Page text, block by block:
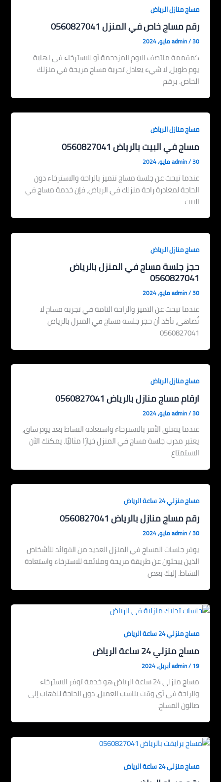
مساج منازل الرياض
رقم مساج خاص في المنزل 0560827041
admin/30 مايو، 2024
كمقممة منتصف اليوم المزدحمة أو للاسترخاء في نهاية
يوم طويل، لا شيء يعادل تجربة مساج مريحة في منزلك
الخاص. برقم
مساج منازل الرياض
مساج في البيت بالرياض 0560827041
admin/30 مايو، 2024
عندما تبحث عن جلسة مساج تتميز بالراحة والاسترخاء دون
الحاجة لمغادرة راحة منزلك في الرياض، فإن خدمة مساج في
البيت
مساج منازل الرياض
حجز جلسة مساج في المنزل بالرياض
0560827041
admin/30 مايو، 2024
عندما تبحث عن التميز والراحة التامة في تجربة مساج لا
تُضاهى، تأكد أن حجز جلسة مساج في المنزل بالرياض
0560827041
مساج منازل الرياض
ارقام مساج منازل بالرياض 0560827041
admin/30 مايو، 2024
عندما يتعلق الأمر بالاسترخاء واستعادة النشاط بعد يوم شاق،
يعتبر مدرب جلسة مساج في المنزل خيارًا مثاليًا. يمكنك الآن
الاستمتاع
مساج منزلي 24 ساعة الرياض
رقم مساج منازل بالرياض 0560827041
admin/30 مايو، 2024
يوفر جلسات المساج في المنزل العديد من الفوائد للأشخاص
الذين يبحثون عن طريقة مريحة وملائمة للاسترخاء واستعادة
النشاط. إليك بعض
مساج منزلي 24 ساعة الرياض
مساج منزلي 24 ساعة الرياض
admin/19 أبريل، 2024
مساج منزلي 24 ساعة الرياض هو خدمة توفر الاسترخاء
والراحة في أي وقت يناسب العميل، دون الحاجة للذهاب إلى
صالون المساج.
مساج منزلي 24 ساعة الرياض